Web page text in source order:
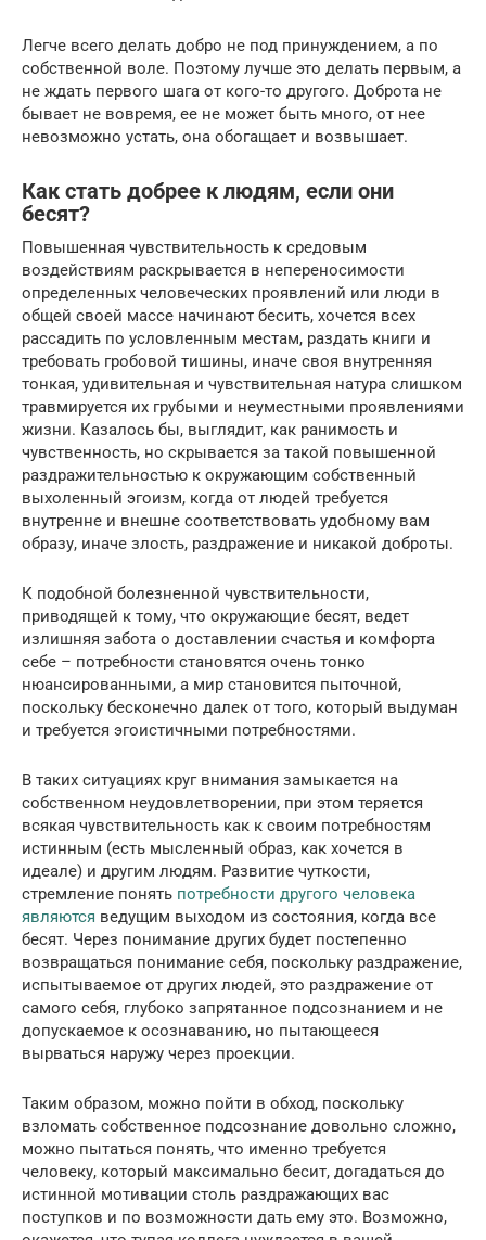
Легче всего делать добро не под принуждением, а по
собственной воле. Поэтому лучше это делать первым, а
не ждать первого шага от кого-то другого. Доброта не
бывает не вовремя, ее не может быть много, от нее
невозможно устать, она обогащает и возвышает.
Как стать добрее к людям, если они
бесят?
Повышенная чувствительность к средовым
воздействиям раскрывается в непереносимости
определенных человеческих проявлений или люди в
общей своей массе начинают бесить, хочется всех
рассадить по условленным местам, раздать книги и
требовать гробовой тишины, иначе своя внутренняя
тонкая, удивительная и чувствительная натура слишком
травмируется их грубыми и неуместными проявлениями
жизни. Казалось бы, выглядит, как ранимость и
чувственность, но скрывается за такой повышенной
раздражительностью к окружающим собственный
выхоленный эгоизм, когда от людей требуется
внутренне и внешне соответствовать удобному вам
образу, иначе злость, раздражение и никакой доброты.
К подобной болезненной чувствительности,
приводящей к тому, что окружающие бесят, ведет
излишняя забота о доставлении счастья и комфорта
себе – потребности становятся очень тонко
нюансированными, а мир становится пыточной,
поскольку бесконечно далек от того, который выдуман
и требуется эгоистичными потребностями.
В таких ситуациях круг внимания замыкается на
собственном неудовлетворении, при этом теряется
всякая чувствительность как к своим потребностям
истинным (есть мысленный образ, как хочется в
идеале) и другим людям. Развитие чуткости,
стремление понять потребности другого человека
являются ведущим выходом из состояния, когда все
бесят. Через понимание других будет постепенно
возвращаться понимание себя, поскольку раздражение,
испытываемое от других людей, это раздражение от
самого себя, глубоко запрятанное подсознанием и не
допускаемое к осознаванию, но пытающееся
вырваться наружу через проекции.
Таким образом, можно пойти в обход, поскольку
взломать собственное подсознание довольно сложно,
можно пытаться понять, что именно требуется
человеку, который максимально бесит, догадаться до
истинной мотивации столь раздражающих вас
поступков и по возможности дать ему это. Возможно,